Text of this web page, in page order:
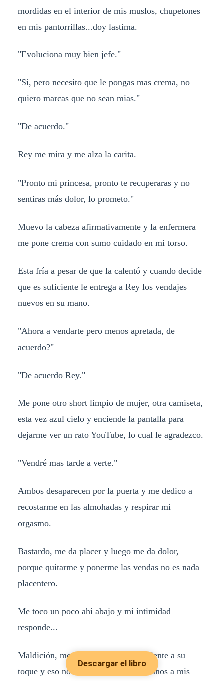
mordidas en el interior de mis muslos, chupetones
en mis pantorrillas...doy lastima.
"Evoluciona muy bien jefe."
"Si, pero necesito que le pongas mas crema, no
quiero marcas que no sean mias."
"De acuerdo."
Rey me mira y me alza la carita.
"Pronto mi princesa, pronto te recuperaras y no
sentiras más dolor, lo prometo."
Muevo la cabeza afirmativamente y la enfermera
me pone crema con sumo cuidado en mi torso.
Esta fría a pesar de que la calentó y cuando decide
que es suficiente le entrega a Rey los vendajes
nuevos en su mano.
"Ahora a vendarte pero menos apretada, de
acuerdo?"
"De acuerdo Rey."
Me pone otro short limpio de mujer, otra camiseta,
esta vez azul cielo y enciende la pantalla para
dejarme ver un rato YouTube, lo cual le agradezco.
"Vendré mas tarde a verte."
Ambos desaparecen por la puerta y me dedico a
recostarme en las almohadas y respirar mi
orgasmo.
Bastardo, me da placer y luego me da dolor,
porque quitarme y ponerme las vendas no es nada
placentero.
Me toco un poco ahí abajo y mi intimidad
responde...
Maldición, me esta haciendo dependiente a su
toque y eso no me gusta, bajo mis manos a mis
Descargar el libro